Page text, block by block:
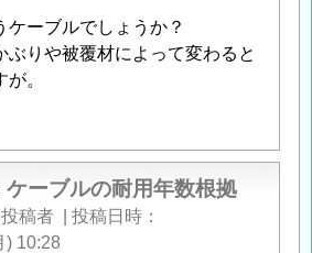
ケーブルでしょうか？
ぶりや被覆材によって変わると
。
ケーブルの耐用年数根拠
稿者
投稿日時
) 10:28